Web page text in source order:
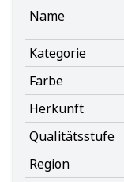
Name
Kategorie
Farbe
Herkunft
Qualitätsstufe
Region